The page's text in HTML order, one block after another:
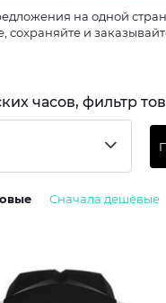
на одной
сохраняйте и
часов, фильтр
Сначала дешёвые